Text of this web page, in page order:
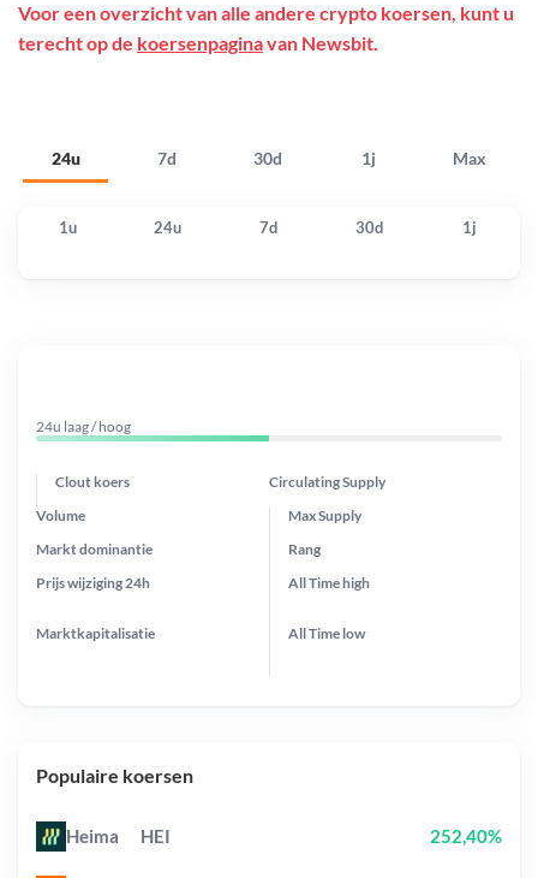
24u 7d 30d 1j Max
Voor een overzicht van alle andere crypto koersen, kunt u
terecht op de koersenpaginavan Newsbit.
1u 24u 7d 30d 1j
24u laag / hoog
Clout koers Circulating Supply
Prijs wijziging 24h
Max Supply
Markt dominantie
Marktkapitalisatie
Volume
Rang
All Timehigh
All Time low
Populaire koersen
Heima HEI 252,40%